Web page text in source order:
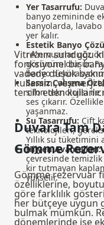
Yer Tasarrufu:
banyo zemininde
banyolarda,
yer kalır.
Estetik Banyo
rezervuarlar göz
görünüm oluşur.
banyo
Sessiz Çalışma
sifon teknolojisi ile
ses çıkarır.
yaşanmaz.
Su Tasarrufu: Çift
teknolojileri,
Yıllık su
Hijyen Avantajları:
çevresinde temizlik
kir tutmayan
yükselir.
VitrA’nın sunduğu
fonksiyonel bir
vadede düşük
kullanımı ve enerji
tercih eden
Duvara Tam
Gömme
Gömme rezervuar
özelliklerine,
göre farklılık
her bütçeye uygun
bulmak mümkün.
dönemlerinde ise